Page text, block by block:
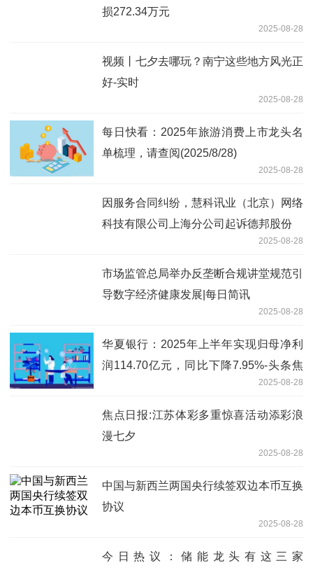
损272.34万元
2025-08-28
视频丨七夕去哪玩？南宁这些地方风光正
好-实时
2025-08-28
每日快看：2025年旅游消费上市龙头名
单梳理，请查阅(2025/8/28)
2025-08-28
因服务合同纠纷，慧科讯业（北京）网络
科技有限公司上海分公司起诉德邦股份
2025-08-28
市场监管总局举办反垄断合规讲堂规范引
导数字经济健康发展|每日简讯
2025-08-28
华夏银行：2025年上半年实现归母净利
润114.70亿元，同比下降7.95%-头条焦
2025-08-28
焦点日报:江苏体彩多重惊喜活动添彩浪
漫七夕
2025-08-28
中国与新西兰两国央行续签双边本币互换
协议
2025-08-28
今日热议：储能龙头有这三家